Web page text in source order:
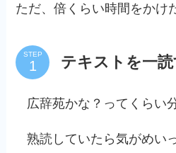
ただ、倍くらい時間をかけ
STEP テキストを一読
広辞苑かな？ってくらい
熟読していたら気がめい